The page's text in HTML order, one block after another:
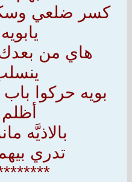
كسر ضلعي
هاي من
بويه حركوا
بالاذيَّه
تدري